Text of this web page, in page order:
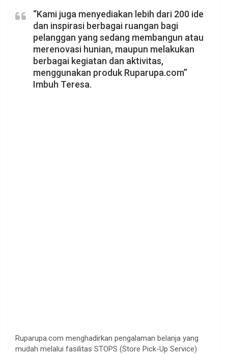
“Kami juga menyediakan lebih dari 200 ide
dan inspirasi berbagai ruangan bagi
pelanggan yang sedang membangun atau
merenovasi hunian, maupun melakukan
berbagai kegiatan dan aktivitas,
menggunakan produk Ruparupa.com”
Imbuh Teresa.
Ruparupa.com menghadirkan pengalaman belanja yang
mudah melalui fasilitas STOPS (Store Pick-Up Service)